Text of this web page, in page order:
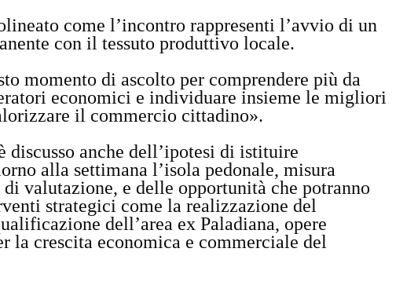
come l’incontro rappresenti l’avvio di un
con il tessuto produttivo locale.
momento di ascolto per comprendere più da
economici e individuare insieme le migliori
il commercio cittadino».
discusso anche dell’ipotesi di istituire
alla settimana l’isola pedonale, misura
valutazione, e delle opportunità che potranno
strategici come la realizzazione del
dell’area ex Paladiana, opere
la crescita economica e commerciale del